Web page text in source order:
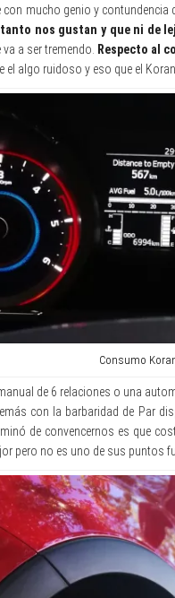
mucho genio y
nos gustan y que ni de
a ser tremendo. Respecto al
el algo ruidoso y eso que el
Consumo
de 6 relaciones o una
con la barbaridad de Par
de convencernos es que
pero no es uno de sus puntos